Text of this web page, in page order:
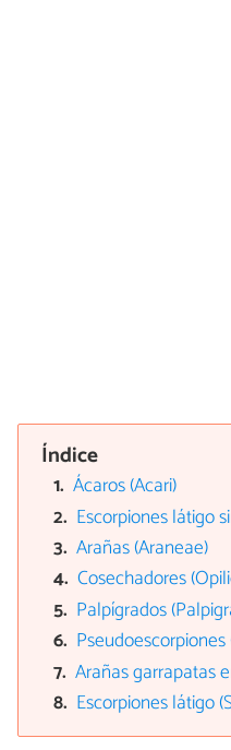
Índice
Ácaros (Acari)
Escorpiones látigo
Arañas (Araneae)
Cosechadores
Palpígrados
Arañas garrapatas
Escorpiones látigo